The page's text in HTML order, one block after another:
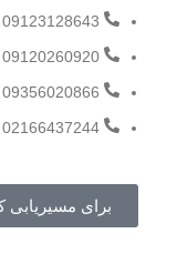
09123128643
09120260920
09356020866
02166437244
برای مسیریابی